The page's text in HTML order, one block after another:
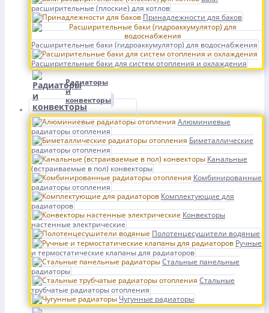
расширительные (плоские) для котлов
Принадлежности для баков
Расширительные баки (гидроаккумулятор) для водоснабжения
Расширительные баки для систем отопления и охлаждения
Радиаторы
и
конвекторы
Алюминиевые
радиаторы отопления
Биметаллические
радиаторы отопления
Канальные
(встраиваемые в пол) конвекторы
Комбинированные
радиаторы отопления
Комплектующие для
радиаторов
Конвекторы
настенные электрические
Полотенцесушители водяные
Ручные
и термостатические клапаны для радиаторов
Стальные панельные
радиаторы
Стальные
трубчатые радиаторы отопления
Чугунные радиаторы